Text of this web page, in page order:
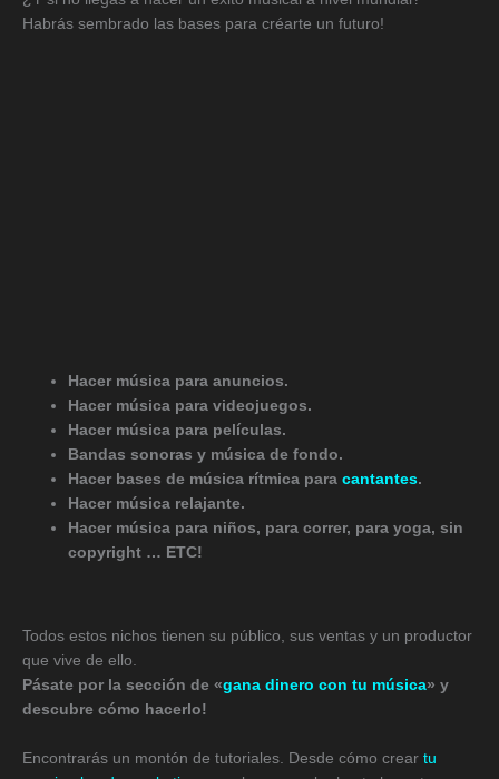
Habrás sembrado las bases para créarte un futuro!
Hacer música para anuncios.
Hacer música para videojuegos.
Hacer música para películas.
Bandas sonoras y música de fondo.
Hacer bases de música rítmica paracantantes.
Hacer música relajante.
Hacer música para niños, para correr, para yoga, sin
copyright … ETC!
Todos estos nichos tienen su público, sus ventas y un productor
que vive de ello.
Pásate por la sección de «gana dinero con tu música» y
descubre cómo hacerlo!
Encontrarás un montón de tutoriales. Desde cómo crear tu